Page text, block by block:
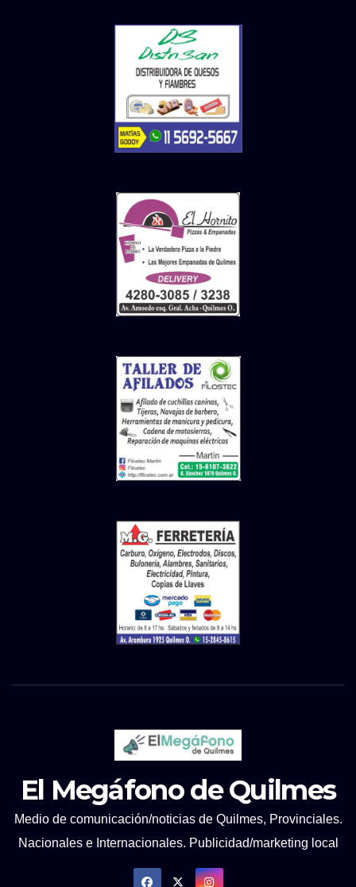
El Megáfono de Quilmes
Medio de comunicación/noticias de Quilmes, Provinciales.
Nacionales e Internacionales. Publicidad/marketing local